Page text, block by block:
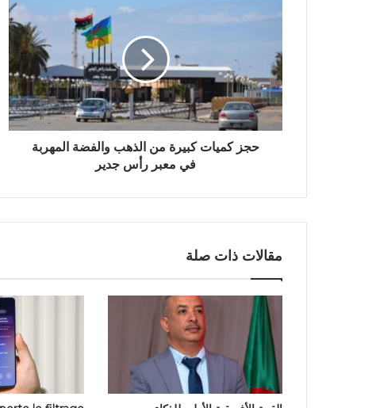
حجز كميات كبيرة من الذهب والفضة المهربة
في معبر رأس جدير
مقالات ذات صلة